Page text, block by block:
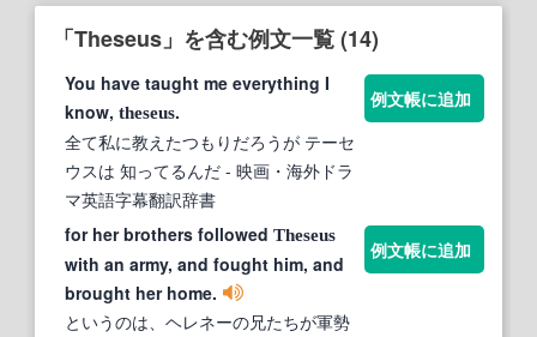
「Theseus」を含む例文一覧 (14)
You have taught me everything I
know, theseus.
全て私に教えたつもりだろうが テーセ
ウスは 知ってるんだ - 映画・海外ドラ
マ英語字幕翻訳辞書
例文帳に追加
for her brothers followed Theseus
with an army, and fought him, and
brought her home.
というのは、ヘレネーの兄たちが軍勢
例文帳に追加